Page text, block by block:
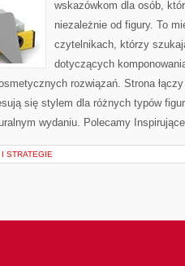
wskazówkom dla osób,
niezależnie od figury. To
czytelnikach, którzy
dotyczących
rozwiązań. Strona
się stylem dla różnych typów
wydaniu. Polecamy
STRATEGIE